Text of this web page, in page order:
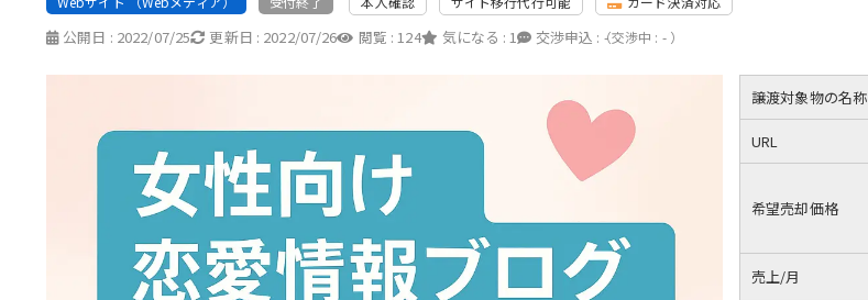
公開日 : 2022/07/25 更新日 : 2022/07/26 閲覧 : 124 気になる : 1 交渉申込 : -
（交渉中 : - ）
譲渡対象物の名称
URL
希望売却価格
売上/月